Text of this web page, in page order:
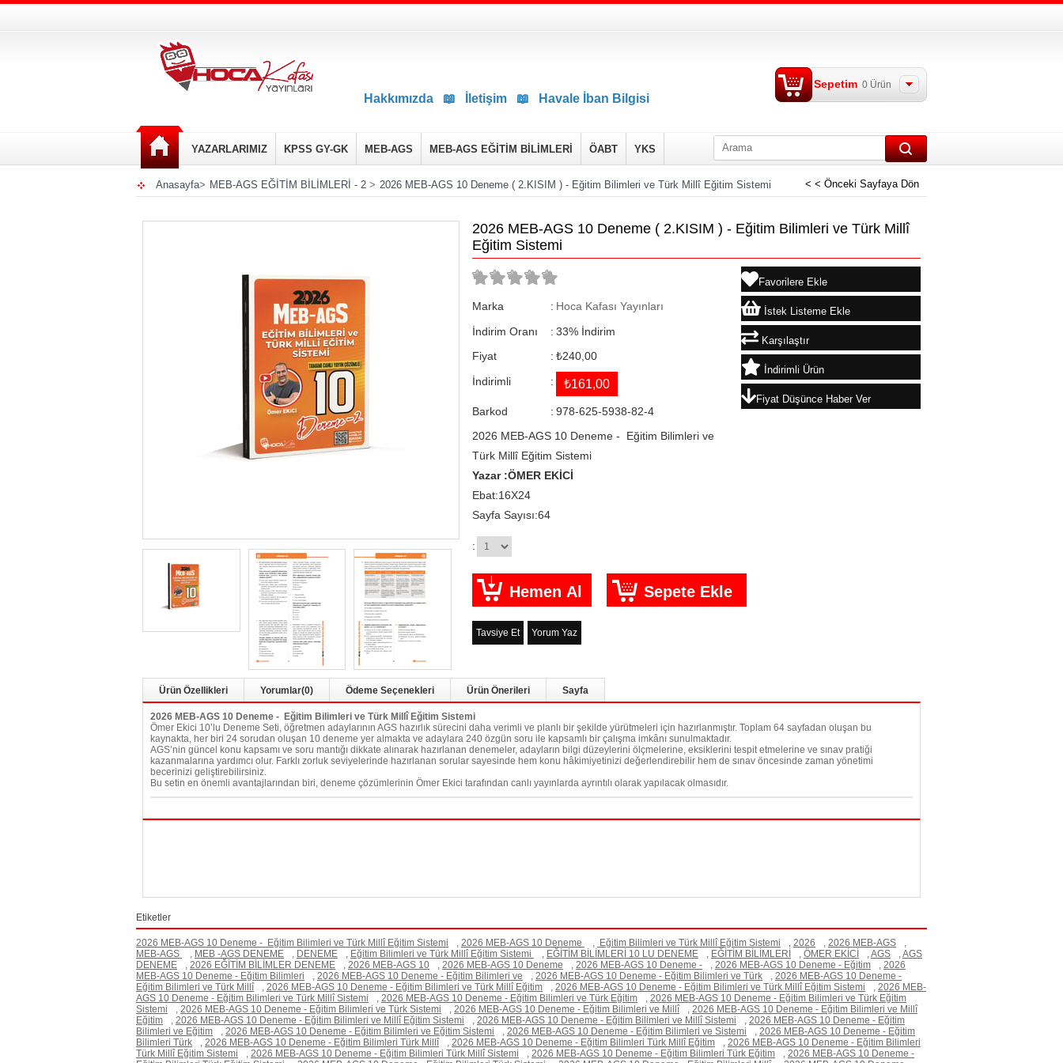
Hakkımızda 📖 İletişim 📖 Havale İban Bilgisi
Sepetim 0 Ürün
YAZARLARIMIZ KPSS GY-GK MEB-AGS MEB-AGS EĞİTİM BİLİMLERİ ÖABT YKS
Anasayfa> MEB-AGS EĞİTİM BİLİMLERİ - 2 > 2026 MEB-AGS 10 Deneme ( 2.KISIM ) - Eğitim Bilimleri ve Türk Millî Eğitim Sistemi < < Önceki Sayfaya Dön
2026 MEB-AGS 10 Deneme ( 2.KISIM ) - Eğitim Bilimleri ve Türk Millî
Eğitim Sistemi
Marka : Hoca Kafası Yayınları
İndirim Oranı
: %
33
İndirim
Fiyat
: ₺240,00
İndirimli
: ₺161,00
Barkod : 978-625-5938-82-4
2026 MEB-AGS 10 Deneme - Eğitim Bilimleri ve
Türk Millî Eğitim Sistemi
Yazar :ÖMER EKİCİ
Ebat:16X24
Sayfa Sayısı:64
:
Favorilere Ekle
İstek Listeme Ekle
Karşılaştır
İndirimli Ürün
Fiyat Düşünce Haber Ver
Tavsiye Et Yorum Yaz
Ürün Özellikleri Yorumlar(0) Ödeme Seçenekleri Ürün Önerileri Sayfa
2026 MEB-AGS 10 Deneme - Eğitim Bilimleri ve Türk Millî Eğitim Sistemi
Ömer Ekici 10’lu Deneme Seti, öğretmen adaylarının AGS hazırlık sürecini daha verimli ve planlı bir şekilde yürütmeleri için hazırlanmıştır. Toplam 64 sayfadan oluşan bu
kaynakta, her biri 24 sorudan oluşan 10 deneme yer almakta ve adaylara 240 özgün soru ile kapsamlı bir çalışma imkânı sunulmaktadır.
AGS’nin güncel konu kapsamı ve soru mantığı dikkate alınarak hazırlanan denemeler, adayların bilgi düzeylerini ölçmelerine, eksiklerini tespit etmelerine ve sınav pratiği
kazanmalarına yardımcı olur. Farklı zorluk seviyelerinde hazırlanan sorular sayesinde hem konu hâkimiyetinizi değerlendirebilir hem de sınav öncesinde zaman yönetimi
becerinizi geliştirebilirsiniz.
Bu setin en önemli avantajlarından biri, deneme çözümlerinin Ömer Ekici tarafından canlı yayınlarda ayrıntılı olarak yapılacak olmasıdır.
Etiketler
2026 MEB-AGS 10 Deneme - Eğitim Bilimleri ve Türk Millî Eğitim Sistemi , 2026 MEB-AGS 10 Deneme , Eğitim Bilimleri ve Türk Millî Eğitim Sistemi , 2026 , 2026 MEB-AGS
,
MEB-AGS
, MEB -AGS DENEME , DENEME , Eğitim Bilimleri ve Türk Millî Eğitim Sistemi , EĞİTİM BİLİMLERİ 10 LU DENEME , EĞİTİM BİLİMLERİ , ÖMER EKİCİ ,AGS ,AGS
DENEME
, 2026 EĞİTİM BİLİMLER DENEME , 2026 MEB-AGS 10 , 2026 MEB-AGS 10 Deneme , 2026 MEB-AGS 10 Deneme - , 2026 MEB-AGS 10 Deneme - Eğitim , 2026
MEB-AGS 10 Deneme - Eğitim Bilimleri
, 2026 MEB-AGS 10 Deneme - Eğitim Bilimleri ve , 2026 MEB-AGS 10 Deneme - Eğitim Bilimleri ve Türk , 2026 MEB-AGS 10 Deneme -
Eğitim Bilimleri ve Türk Millî
, 2026 MEB-AGS 10 Deneme - Eğitim Bilimleri ve Türk Millî Eğitim , 2026 MEB-AGS 10 Deneme - Eğitim Bilimleri ve Türk Millî Eğitim Sistemi , 2026 MEB-
AGS 10 Deneme - Eğitim Bilimleri ve Türk Millî Sistemi
, 2026 MEB-AGS 10 Deneme - Eğitim Bilimleri ve Türk Eğitim , 2026 MEB-AGS 10 Deneme - Eğitim Bilimleri ve Türk Eğitim
Sistemi
, 2026 MEB-AGS 10 Deneme - Eğitim Bilimleri ve Türk Sistemi , 2026 MEB-AGS 10 Deneme - Eğitim Bilimleri ve Millî , 2026 MEB-AGS 10 Deneme - Eğitim Bilimleri ve Millî
Eğitim
, 2026 MEB-AGS 10 Deneme - Eğitim Bilimleri ve Millî Eğitim Sistemi , 2026 MEB-AGS 10 Deneme - Eğitim Bilimleri ve Millî Sistemi , 2026 MEB-AGS 10 Deneme - Eğitim
Bilimleri ve Eğitim
, 2026 MEB-AGS 10 Deneme - Eğitim Bilimleri ve Eğitim Sistemi , 2026 MEB-AGS 10 Deneme - Eğitim Bilimleri ve Sistemi , 2026 MEB-AGS 10 Deneme - Eğitim
Bilimleri Türk
, 2026 MEB-AGS 10 Deneme - Eğitim Bilimleri Türk Millî , 2026 MEB-AGS 10 Deneme - Eğitim Bilimleri Türk Millî Eğitim , 2026 MEB-AGS 10 Deneme - Eğitim Bilimleri
Türk Millî Eğitim Sistemi
, 2026 MEB-AGS 10 Deneme - Eğitim Bilimleri Türk Millî Sistemi , 2026 MEB-AGS 10 Deneme - Eğitim Bilimleri Türk Eğitim , 2026 MEB-AGS 10 Deneme -